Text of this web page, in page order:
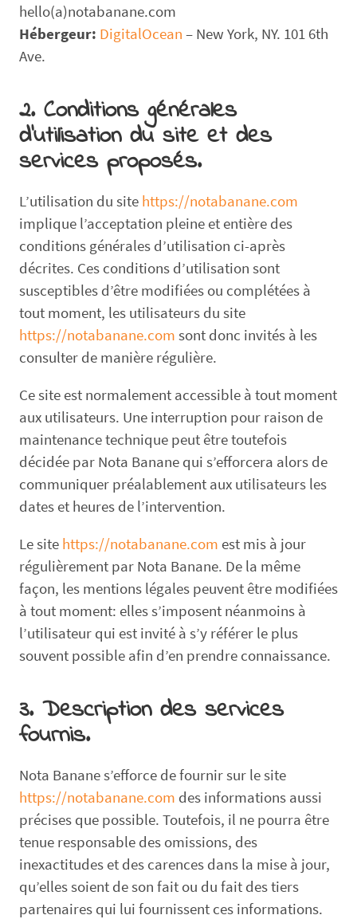
hello(a)notabanane.com
Hébergeur: DigitalOcean – New York, NY. 101 6th
Ave.
2. Conditions générales
d’utilisation du site et des
services proposés.
L’utilisation du site https://notabanane.com
implique l’acceptation pleine et entière des
conditions générales d’utilisation ci-après
décrites. Ces conditions d’utilisation sont
susceptibles d’être modifiées ou complétées à
tout moment, les utilisateurs du site
https://notabanane.com sont donc invités à les
consulter de manière régulière.
Ce site est normalement accessible à tout moment
aux utilisateurs. Une interruption pour raison de
maintenance technique peut être toutefois
décidée par Nota Banane qui s’efforcera alors de
communiquer préalablement aux utilisateurs les
dates et heures de l’intervention.
Le site https://notabanane.com est mis à jour
régulièrement par Nota Banane. De la même
façon, les mentions légales peuvent être modifiées
à tout moment: elles s’imposent néanmoins à
l’utilisateur qui est invité à s’y référer le plus
souvent possible afin d’en prendre connaissance.
3. Description des services
fournis.
Nota Banane s’efforce de fournir sur le site
https://notabanane.com des informations aussi
précises que possible. Toutefois, il ne pourra être
tenue responsable des omissions, des
inexactitudes et des carences dans la mise à jour,
qu’elles soient de son fait ou du fait des tiers
partenaires qui lui fournissent ces informations.